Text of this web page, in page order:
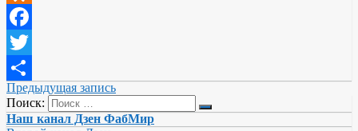
Odnoklassniki
Facebook
Twitter
Отправить
Предыдущая запись
Поиск:
Наш канал Дзен ФабМир